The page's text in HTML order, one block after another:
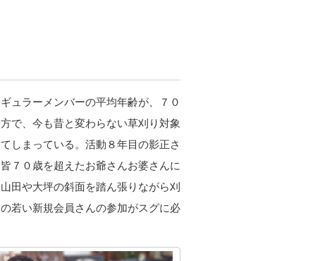
ュラーメンバーの平均年齢が、７０
で、今も昔と変わらない草刈り対象
しまっている。活動８年目の影正さ
７０歳を超えたお爺さんお婆さんに
田や大坪の斜面を踏ん張りながら刈
若い新規会員さんの参加がスグに必